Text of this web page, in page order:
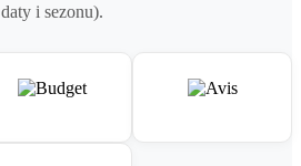
daty i sezonu).